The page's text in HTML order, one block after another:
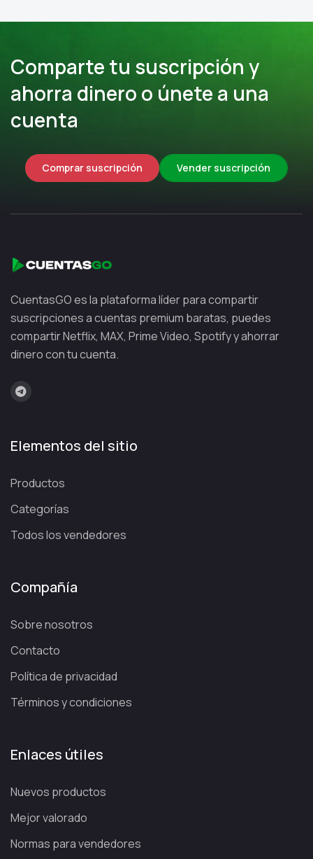
Comparte tu suscripción y
ahorra dinero o únete a una
cuenta
Comprar suscripción Vender suscripción
CuentasGO es la plataforma líder para compartir
suscripciones a cuentas premium baratas, puedes
compartir Netflix, MAX, Prime Video, Spotify y ahorrar
dinero con tu cuenta.
Elementos del sitio
Productos
Categorías
Todos los vendedores
Compañía
Sobre nosotros
Contacto
Política de privacidad
Términos y condiciones
Enlaces útiles
Nuevos productos
Mejor valorado
Normas para vendedores